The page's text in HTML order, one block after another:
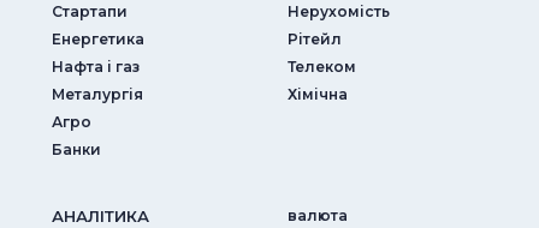
Стартапи
Енергетика
Нафта і газ
Металургія
Агро
Банки
Нерухомість
Рітейл
Телеком
Хімічна
АНАЛIТИКА валюта